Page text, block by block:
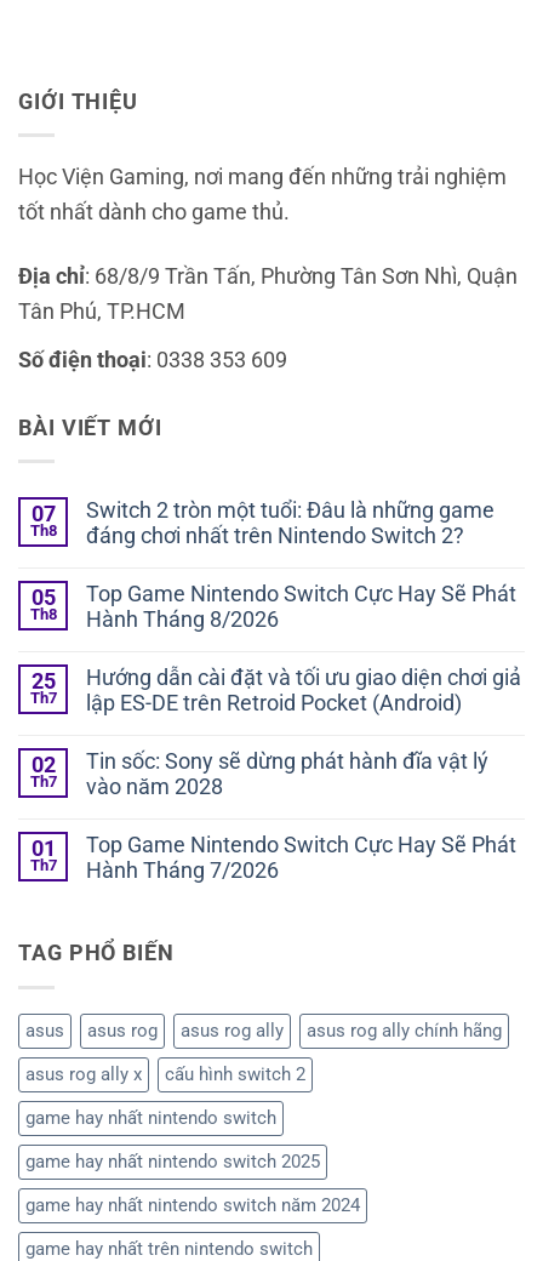
GIỚI THIỆU
Học Viện Gaming, nơi mang đến những trải nghiệm
tốt nhất dành cho game thủ.
Địa chỉ: 68/8/9 Trần Tấn, Phường Tân Sơn Nhì, Quận
Tân Phú, TP.HCM
Số điện thoại: 0338 353 609
BÀI VIẾT MỚI
07
Th8
Switch 2 tròn một tuổi: Đâu là những game
đáng chơi nhất trên Nintendo Switch 2?
05
Th8
Top Game Nintendo Switch Cực Hay Sẽ Phát
Hành Tháng 8/2026
25
Th7
Hướng dẫn cài đặt và tối ưu giao diện chơi giả
lập ES-DE trên Retroid Pocket (Android)
02
Th7
Tin sốc: Sony sẽ dừng phát hành đĩa vật lý
vào năm 2028
01
Th7
Top Game Nintendo Switch Cực Hay Sẽ Phát
Hành Tháng 7/2026
TAG PHỔ BIẾN
asus asus rog asus rog ally
asus rog ally chính hãng
asus rog ally x
cấu hình switch 2
game hay nhất nintendo switch
game hay nhất nintendo switch 2025
game hay nhất nintendo switch năm 2024
game hay nhất trên nintendo switch